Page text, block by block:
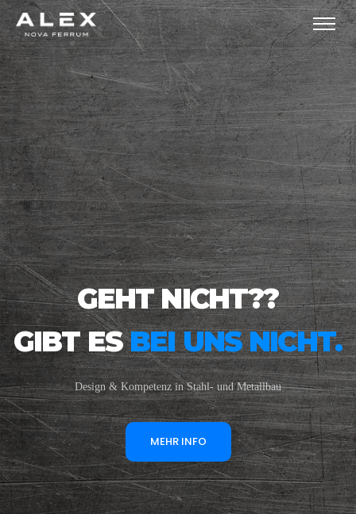
GEHT NICHT??
GIBT ESBEI UNS NICHT.
Design & Kompetenz in Stahl- und Metallbau
MEHR INFO